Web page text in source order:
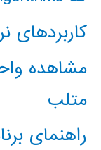
کاربردهای
مشاهده
متلب
راهنمای